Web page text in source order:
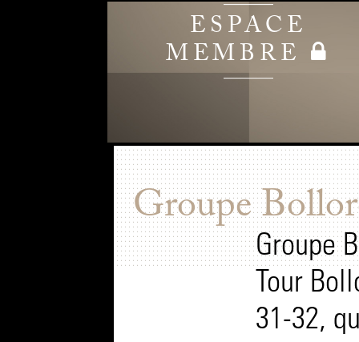
ESPACE
MEMBRE
Groupe
Groupe
Tour
31-32,